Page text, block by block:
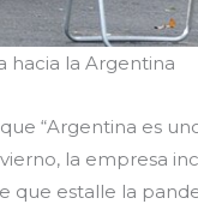
hacia la Argentina
“Argentina es
la empresa
que estalle la